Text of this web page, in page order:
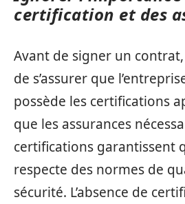
certification et des
Avant de signer un
de s’assurer que
possède les certifications
que les assurances
certifications garantissent
respecte des normes de
sécurité. L’absence de